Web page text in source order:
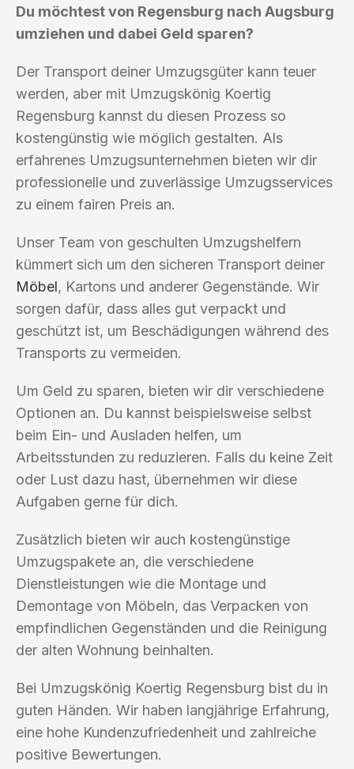
Du möchtest von Regensburg nach Augsburg
umziehen und dabei Geld sparen?
Der Transport deiner Umzugsgüter kann teuer
werden, aber mit Umzugskönig Koertig
Regensburg kannst du diesen Prozess so
kostengünstig wie möglich gestalten. Als
erfahrenes Umzugsunternehmen bieten wir dir
professionelle und zuverlässige Umzugsservices
zu einem fairen Preis an.
Unser Team von geschulten Umzugshelfern
kümmert sich um den sicheren Transport deiner
Möbel, Kartons und anderer Gegenstände. Wir
sorgen dafür, dass alles gut verpackt und
geschützt ist, um Beschädigungen während des
Transports zu vermeiden.
Um Geld zu sparen, bieten wir dir verschiedene
Optionen an. Du kannst beispielsweise selbst
beim Ein- und Ausladen helfen, um
Arbeitsstunden zu reduzieren. Falls du keine Zeit
oder Lust dazu hast, übernehmen wir diese
Aufgaben gerne für dich.
Zusätzlich bieten wir auch kostengünstige
Umzugspakete an, die verschiedene
Dienstleistungen wie die Montage und
Demontage von Möbeln, das Verpacken von
empfindlichen Gegenständen und die Reinigung
der alten Wohnung beinhalten.
Bei Umzugskönig Koertig Regensburg bist du in
guten Händen. Wir haben langjährige Erfahrung,
eine hohe Kundenzufriedenheit und zahlreiche
positive Bewertungen.